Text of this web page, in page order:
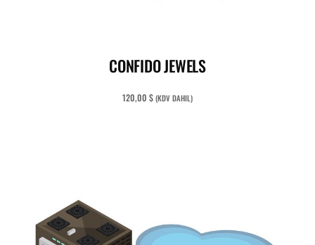
CONFIDO JEWELS
120,00 $(KDV DAHIL)